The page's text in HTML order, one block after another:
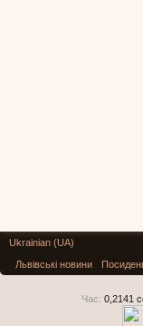
Ukrainian (UA)
Львівські новини
Час: 0,2141